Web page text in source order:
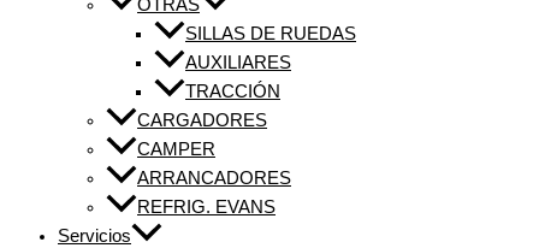
OTRAS
SILLAS DE RUEDAS
AUXILIARES
TRACCIÓN
CARGADORES
CAMPER
ARRANCADORES
REFRIG. EVANS
Servicios